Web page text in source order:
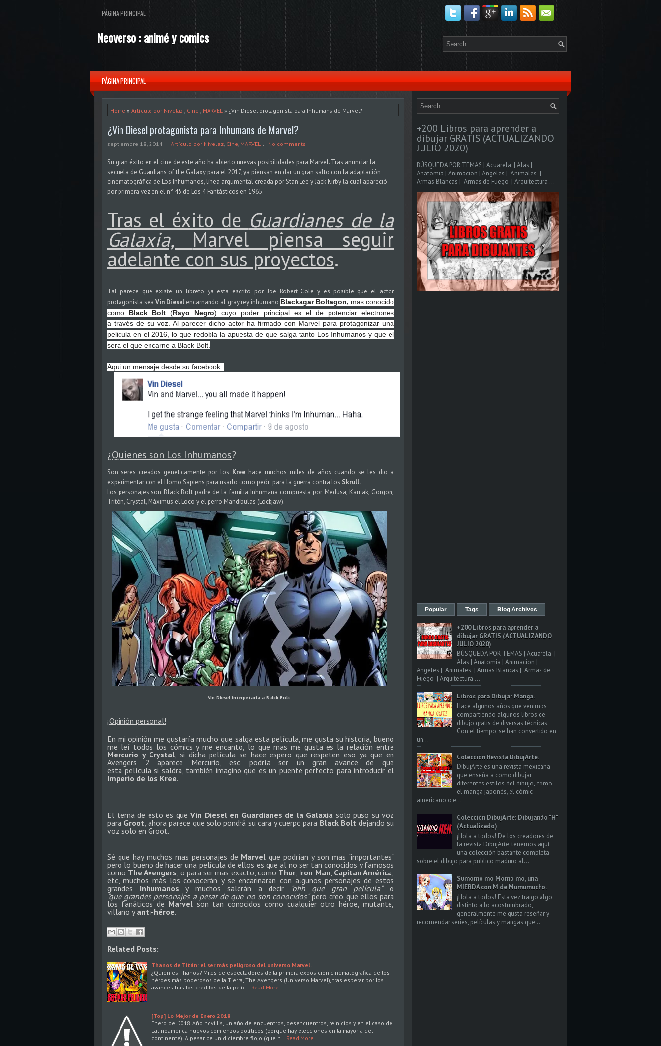
PÁGINA PRINCIPAL
Neoverso : animé y comics
PÁGINA PRINCIPAL
Home » Artículo por Nivelaz , Cine , MARVEL » ¿Vin Diesel protagonista para Inhumans de Marvel?
¿Vin Diesel protagonista para Inhumans de Marvel?
septiembre 18, 2014 Artículo por Nivelaz, Cine, MARVEL No comments
Su gran éxito en el cine de este año ha abierto nuevas posibilidades para Marvel. Tras anunciar la
secuela de Guardians of the Galaxy para el 2017, ya piensan en dar un gran salto con la adaptación
cinematográfica de Los Inhumanos, línea argumental creada por Stan Lee y Jack Kirby la cual apareció
por primera vez en el n° 45 de Los 4 Fantásticos en 1965.
Tras el éxito de Guardianes de la
Galaxia, Marvel piensa seguir
adelante con sus proyectos.
Tal parece que existe un libreto ya esta escrito por Joe Robert Cole y es posible que el actor
protagonista seaVin Diesel encarnando al gray rey inhumano Blackagar Boltagon, mas conocido
como Black Bolt (Rayo Negro) cuyo poder principal es el de potenciar electrones
a través de su voz. Al parecer dicho actor ha firmado con Marvel para protagonizar una
pelicula en el 2016, lo que redobla la apuesta de que salga tanto Los Inhumanos y que el
sera el que encarne a Black Bolt.
Aqui un mensaje desde su facebook:
¿Quienes son Los Inhumanos?
Son seres creados geneticamente por los Kree hace muchos miles de años cuando se les dio a
experimentar con el Homo Sapiens para usarlo como peón para la guerra contra los Skrull.
Los personajes son Black Bolt padre de la familia Inhumana compuesta por Medusa, Karnak, Gorgon,
Tritón, Crystal, Máximus el Loco y el perro Mandibulas (Lockjaw).
Vin Diesel interpetaría a Balck Bolt.
¡Opinión personal!
En mi opinión me gustaría mucho que salga esta película, me gusta su historia, bueno
me leí todos los cómics y me encanto, lo que mas me gusta es la relación entre
Mercurio y Crystal, si dicha película se hace espero que respeten eso ya que en
Avengers 2 aparece Mercurio, eso podría ser un gran avance de que
esta película si saldrá, también imagino que es un puente perfecto para introducir el
Imperio de los Kree.
El tema de esto es que Vin Diesel en Guardianes de la Galaxia solo puso su voz
para Groot , ahora parece que solo pondrá su cara y cuerpo para Black Bolt dejando su
voz solo en Groot.
Sé que hay muchos mas personajes de Marvel que podrían y son mas "importantes"
pero lo bueno de hacer una película de ellos es que al no ser tan conocidos y famosos
como The Avengers, o para ser mas exacto, como Thor, Iron Man, Capitan América,
etc, muchos más los conocerán y se encariñaran con algunos personajes de estos
grandes Inhumanos y muchos saldrán a decir "ohh que gran película"o
"que grandes personajes a pesar de que no son conocidos"pero creo que ellos para
los fanáticos de Marvel son tan conocidos como cualquier otro héroe, mutante,
villano y anti-héroe.
Related Posts:
Thanos de Titán: el ser más peligroso del universo Marvel.
¿Quién es Thanos? Miles de espectadores de la primera exposición cinematográfica de los
héroes más poderosos de la Tierra, The Avengers (Universo Marvel), tras esperar por los
avances tras los créditos de la pelíc…
Read More
[Top] Lo Mejor de Enero 2018
Enero del 2018. Año novillis, un año de encuentros, desencuentros, reinicios y en el caso de
Latinoamérica nuevos comienzos políticos (porque hay elecciones en la mayoría del
continente). A pesar de un diciembre flojo (que n…
Read More
+200 Libros para aprender a
dibujar GRATIS (ACTUALIZANDO
JULIO 2020)
BÚSQUEDA POR TEMAS | Acuarela | Alas |
Anatomia | Animacion | Angeles | Animales |
Armas Blancas | Armas de Fuego | Arquitectura ...
Popular Tags Blog Archives
+200 Libros para aprender a
dibujar GRATIS (ACTUALIZANDO
JULIO 2020)
BÚSQUEDA POR TEMAS | Acuarela |
Alas | Anatomia | Animacion |
Angeles | Animales | Armas Blancas | Armas de
Fuego | Arquitectura ...
Libros para Dibujar Manga.
Hace algunos años que venimos
compartiendo algunos libros de
dibujo gratis de diversas técnicas.
Con el tiempo, se han convertido en
un...
Colección Revista DibujArte.
DibujArte es una revista mexicana
que enseña a como dibujar
diferentes estilos del dibujo, como
el manga japonés, el cómic
americano o e...
Colección DibujArte: Dibujando "H"
(Actualizado)
¡Hola a todos! De los creadores de
la revista DibujArte, tenemos aquí
una colección bastante completa
sobre el dibujo para publico maduro al...
Sumomo mo Momo mo, una
MIERDA con M de Mumumucho.
¡Hola a todos! Esta vez traigo algo
distinto a lo acostumbrado,
generalmente me gusta reseñar y
recomendar series, películas y mangas que ...